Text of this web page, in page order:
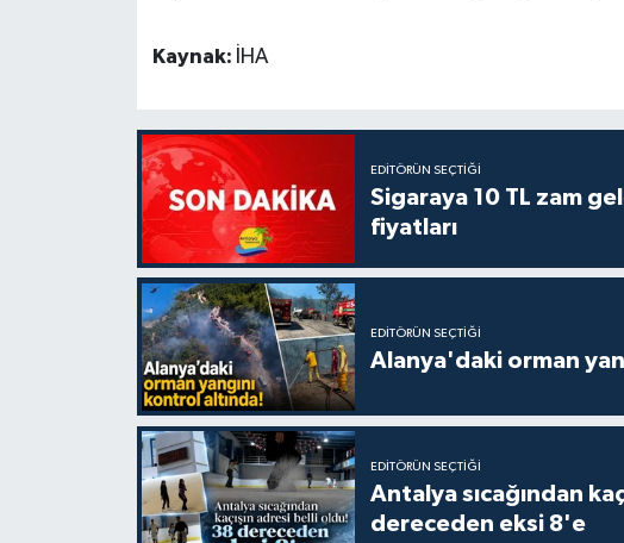
Kaynak: İHA
EDITÖRÜN SEÇTIĞI
Sigaraya 10 TL zam
fiyatları
EDITÖRÜN SEÇTIĞI
Alanya'daki orman
EDITÖRÜN SEÇTIĞI
Antalya sıcağından
dereceden eksi 8'e